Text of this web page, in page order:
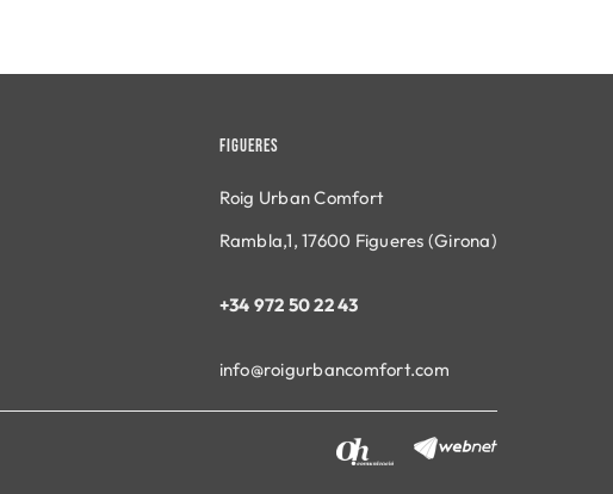
FIGUERES
Roig Urban Comfort
Rambla,1, 17600 Figueres (Girona)
+34 972 50 22 43
info@roigurbancomfort.com